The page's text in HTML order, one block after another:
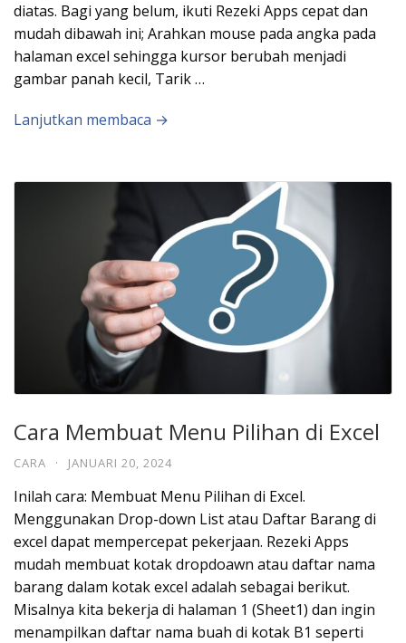
diatas. Bagi yang belum, ikuti Rezeki Apps cepat dan
mudah dibawah ini; Arahkan mouse pada angka pada
halaman excel sehingga kursor berubah menjadi
gambar panah kecil, Tarik …
Lanjutkan membaca →
Cara Membuat Menu Pilihan di Excel
CARA · JANUARI 20, 2024
Inilah cara: Membuat Menu Pilihan di Excel.
Menggunakan Drop-down List atau Daftar Barang di
excel dapat mempercepat pekerjaan. Rezeki Apps
mudah membuat kotak dropdoawn atau daftar nama
barang dalam kotak excel adalah sebagai berikut.
Misalnya kita bekerja di halaman 1 (Sheet1) dan ingin
menampilkan daftar nama buah di kotak B1 seperti